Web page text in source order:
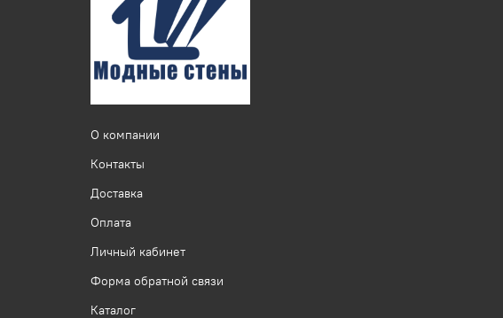
О компании
Контакты
Доставка
Оплата
Личный кабинет
Форма обратной связи
Каталог